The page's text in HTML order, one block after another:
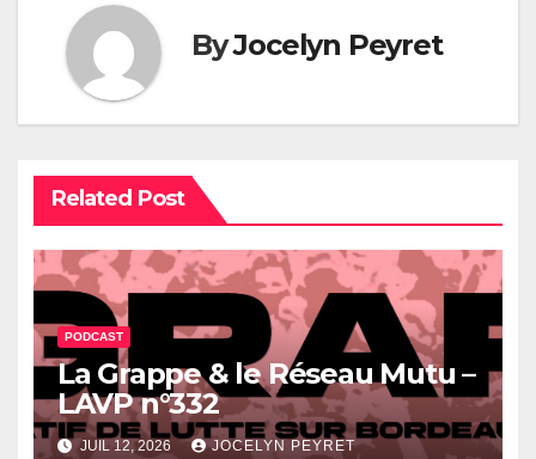
ByJocelyn Peyret
Related Post
PODCAST
La Grappe & le Réseau Mutu –
LAVP n°332
JUIL 12, 2026 JOCELYN PEYRET